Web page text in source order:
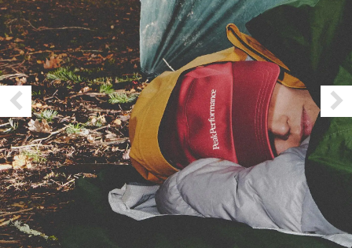
每日栏目
时 尚
球 鞋
生 活
科 技